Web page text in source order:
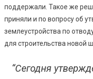
поддержали. Такое же
приняли и по вопросу об
землеустройства по
для строительства новой
“Сегодня